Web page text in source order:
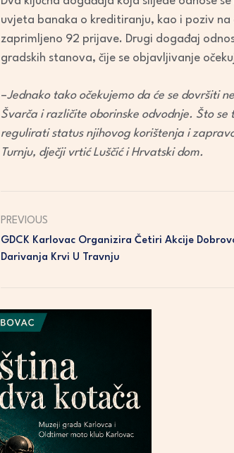
uvjeta banaka o kreditiranju, kao i poziv
zaprimljeno 92 prijave. Drugi događaj
gradskih stanova, čije se objavljivanje
–Jednako tako očekujemo da će se dovršiti
Švarča i različite oborinske odvodnje. Što
regulirati status njihovog korištenja i
Turnju, dječji vrtić Luščić i Hrvatski dom.
PREVIOUS
GDCK Karlovac Organizira Četiri Akcije
Darivanja Krvi U Travnju